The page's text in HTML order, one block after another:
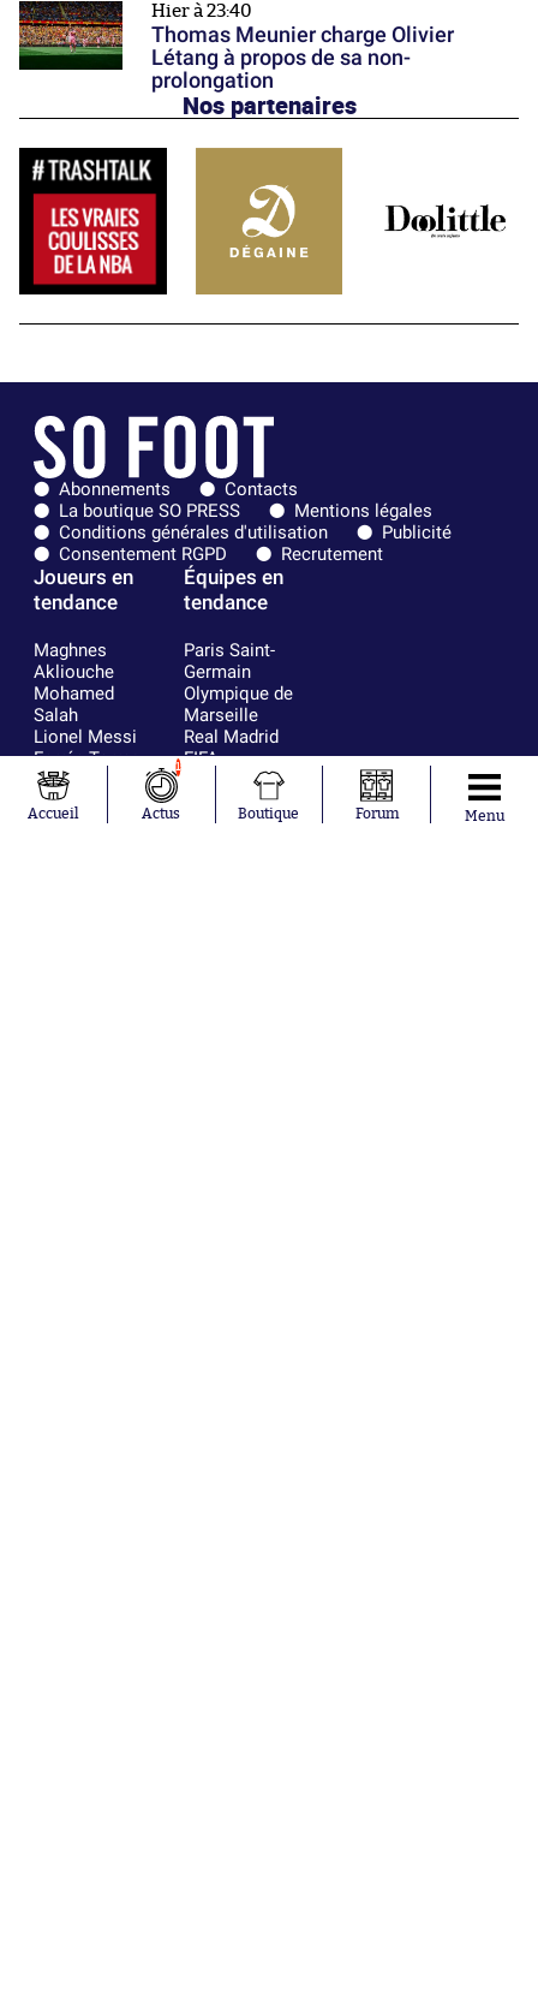
Hier à 23:40
Thomas Meunier charge Olivier
Létang à propos de sa non-
prolongation
Nos partenaires
Abonnements
Contacts
La boutique SO PRESS
Mentions légales
Conditions générales d'utilisation
Publicité
Consentement RGPD
Recrutement
Joueurs en
tendance
Maghnes
Akliouche
Mohamed
Salah
Lionel Messi
Ferrán Torres
Kilian Corredor
Franco
Mastantuono
Équipes en
tendance
Paris Saint-
Germain
Olympique de
Marseille
Real Madrid
FIFA
Olympique
AS Monaco
Accueil
1
Actus Boutique Forum Menu